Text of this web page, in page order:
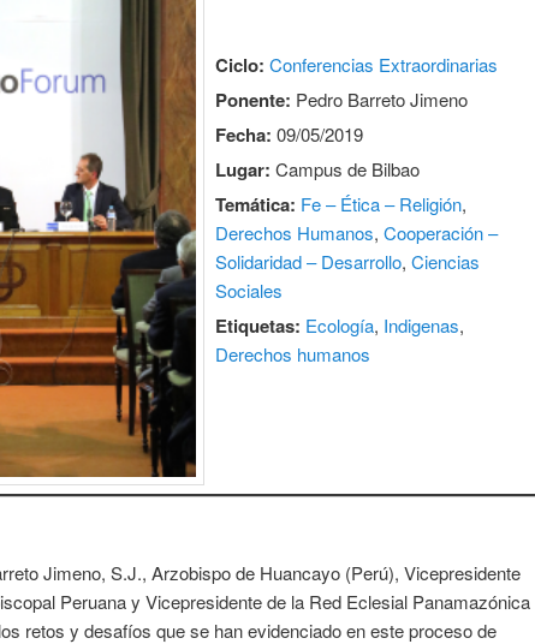
Ciclo: Conferencias Extraordinarias
Ponente: Pedro Barreto Jimeno
Fecha: 09/05/2019
Lugar: Campus de Bilbao
Temática: Fe – Ética – Religión,
Derechos Humanos,Cooperación –
Solidaridad – Desarrollo,Ciencias
Sociales
Etiquetas: Ecología, Indigenas,
Derechos humanos
Jimeno, S.J., Arzobispo de Huancayo (Perú), Vicepresidente
Peruana y Vicepresidente de la Red Eclesial Panamazónica
retos y desafíos que se han evidenciado en este proceso de